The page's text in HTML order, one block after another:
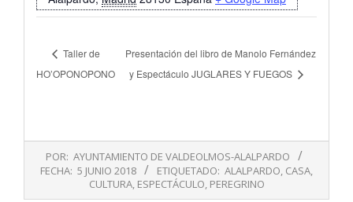
Taller de
HO’OPONOPONO
Presentación del libro de Manolo Fernández
y Espectáculo JUGLARES Y FUEGOS
06-
POR: AYUNTAMIENTO DE VALDEOLMOS-ALALPARDO
FECHA: 5 JUNIO 2018 ETIQUETADO: ALALPARDO, CASA,
CULTURA, ESPECTÁCULO, PEREGRINO